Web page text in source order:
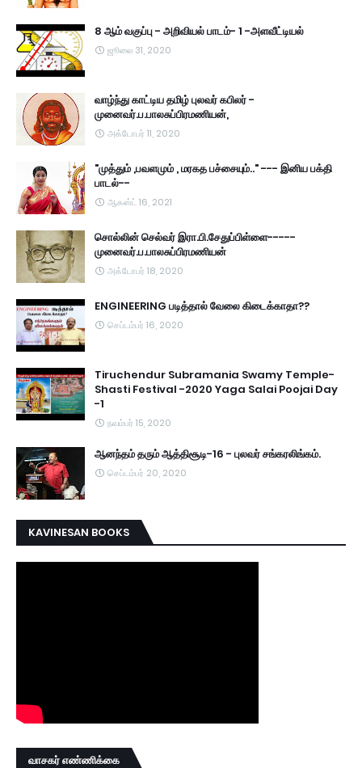
8 ஆம் வகுப்பு - அறிவியல் பாடம்- 1 -அளவீட்டியல்
ஜூலை 31, 2020
வாழ்ந்து காட்டிய தமிழ் புலவர் கபிலர் -
முனைவர்.ப.பாலசுப்பிரமணியன்,
அக்டோபர் 11, 2020
"முத்தும் ,பவளமும் , மரகத பச்சையும்.." --- இனிய பக்தி
பாடல்--
ஆகஸ்ட் 16, 2021
சொல்லின் செல்வர் இரா.பி.சேதுப்பிள்ளை-----
முனைவர்.ப.பாலசுப்பிரமணியன்
அக்டோபர் 18, 2020
ENGINEERING படித்தால் வேலை கிடைக்காதா??
செப்டம்பர் 16, 2020
Tiruchendur Subramania Swamy Temple-
Shasti Festival -2020 Yaga Salai Poojai Day
-1
நவம்பர் 15, 2020
ஆனந்தம் தரும் ஆத்திசூடி-16 - புலவர் சங்கரலிங்கம்.
செப்டம்பர் 20, 2020
KAVINESAN BOOKS
வாசகர் எண்ணிக்கை